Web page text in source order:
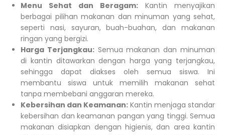
Menu Sehat dan Beragam: Kantin menyajikan
berbagai pilihan makanan dan minuman yang sehat,
seperti nasi, sayuran, buah-buahan, dan makanan
ringan yang bergizi.
Harga Terjangkau:Semua makanan dan minuman
di kantin ditawarkan dengan harga yang terjangkau,
sehingga dapat diakses oleh semua siswa. Ini
membantu siswa untuk memilih makanan sehat
tanpa membebani anggaran mereka.
Kebersihan dan Keamanan: Kantin menjaga standar
kebersihan dan keamanan pangan yang tinggi. Semua
makanan disiapkan dengan higienis, dan area kantin